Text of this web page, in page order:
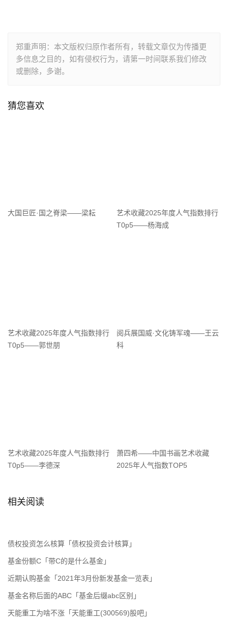
郑重声明：本文版权归原作者所有，转载文章仅为传播更
多信息之目的，如有侵权行为，请第一时间联系我们修改
或删除，多谢。
猜您喜欢
大国巨匠·国之脊梁——梁耘
艺术收藏2025年度人气指数排行
T0p5——杨海成
艺术收藏2025年度人气指数排行
T0p5——郭世朋
阅兵展国威·文化铸军魂——王云
科
艺术收藏2025年度人气指数排行
T0p5——李德深
萧四希——中国书画艺术收藏
2025年人气指数TOP5
相关阅读
债权投资怎么核算「债权投资会计核算」
基金份额C「带C的是什么基金」
近期认购基金「2021年3月份新发基金一览表」
基金名称后面的ABC「基金后缀abc区别」
天能重工为啥不涨「天能重工(300569)股吧」